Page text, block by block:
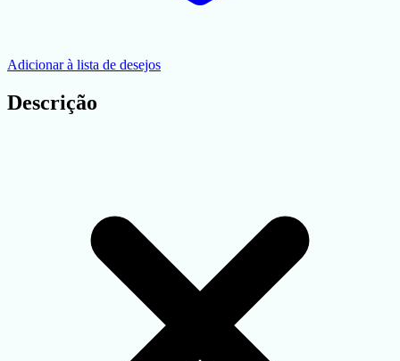
Adicionar à lista de desejos
Descrição